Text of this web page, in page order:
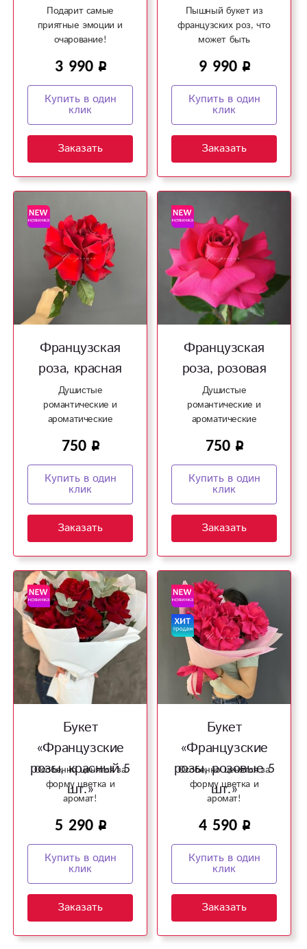
Подарит самые
приятные эмоции и
очарование!
3 990
Купить в один
клик
Заказать
Пышный букет из
французских роз, что
может быть
9 990
Купить в один
клик
Заказать
Французская
роза, красная
Душистые
романтические и
ароматические
750
Купить в один
клик
Заказать
Французская
роза, розовая
Душистые
романтические и
ароматические
750
Купить в один
клик
Заказать
Букет
«Французские
розы, красный 5
шт.»
Особенно ценятся за
форму цветка и
аромат!
5 290
Купить в один
клик
Заказать
Букет
«Французские
розы, розовые 5
шт.»
Особенно ценятся за
форму цветка и
аромат!
4 590
Купить в один
клик
Заказать